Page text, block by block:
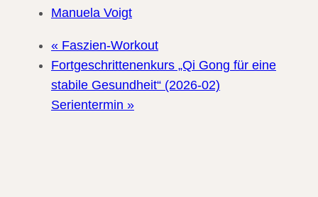
Manuela Voigt
« Faszien-Workout
Fortgeschrittenenkurs „Qi Gong für eine
stabile Gesundheit“ (2026-02)
Serientermin »